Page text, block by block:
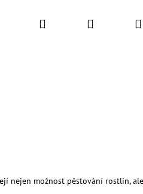
Hledat Přihlášení
nejen možnost pěstování rostlin,